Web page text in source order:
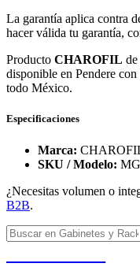
La garantía aplica contra
hacer válida tu garantía,
Producto CHAROFIL
disponible en Pendere
todo México.
Especificaciones
Marca:
SKU / Modelo:
¿Necesitas volumen o
B2B.